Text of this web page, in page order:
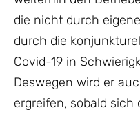
die nicht durch
durch die
Covid-19 in
Deswegen wird er
ergreifen, sobald sich